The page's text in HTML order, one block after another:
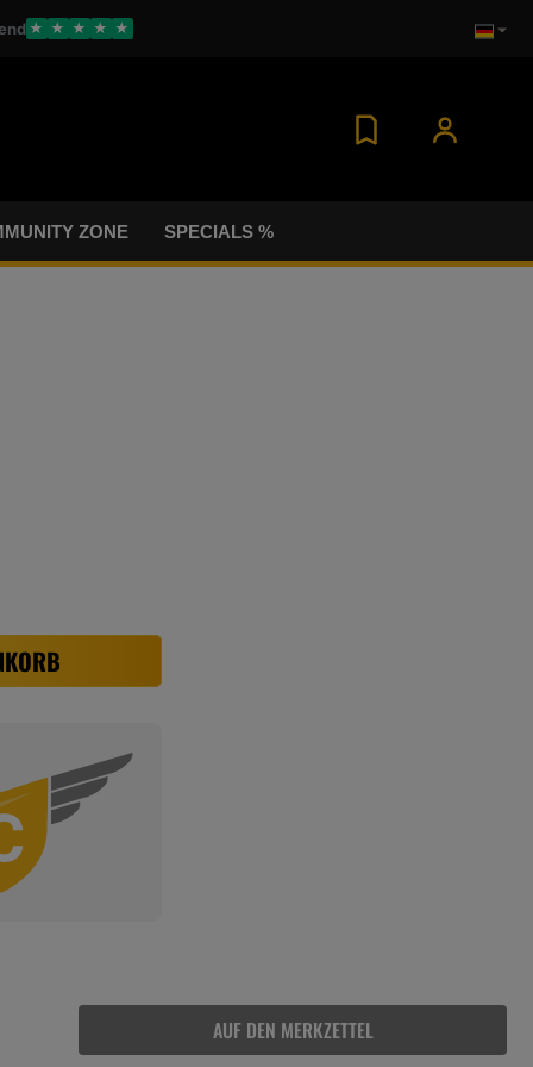
★ ★ ★ ★ ★
ZONE SPECIALS %
AUF DEN MERKZETTEL